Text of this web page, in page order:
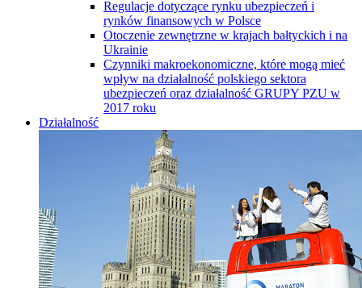
Regulacje dotyczące rynku ubezpieczeń i
rynków finansowych w Polsce
Otoczenie zewnętrzne w krajach bałtyckich i na
Ukrainie
Czynniki makroekonomiczne, które mogą mieć
wpływ na działalność polskiego sektora
ubezpieczeń oraz działalność GRUPY PZU w
2017 roku
Działalność